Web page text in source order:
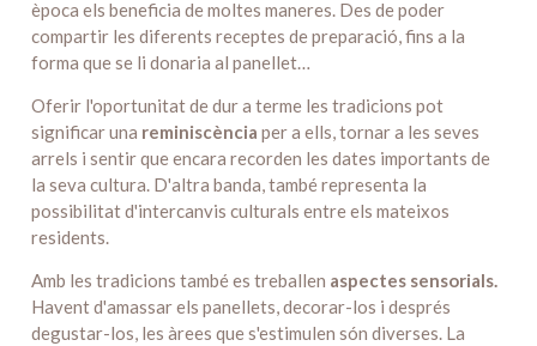
època els beneficia de moltes maneres. Des de poder
compartir les diferents receptes de preparació, fins a la
forma que se li donaria al panellet…
Oferir l'oportunitat de dur a terme les tradicions pot
significar una reminiscència per a ells, tornar a les seves
arrels i sentir que encara recorden les dates importants de
la seva cultura. D'altra banda, també representa la
possibilitat d'intercanvis culturals entre els mateixos
residents.
Amb les tradicions també es treballen aspectes sensorials.
Havent d'amassar els panellets, decorar-los i després
degustar-los, les àrees que s'estimulen són diverses. La